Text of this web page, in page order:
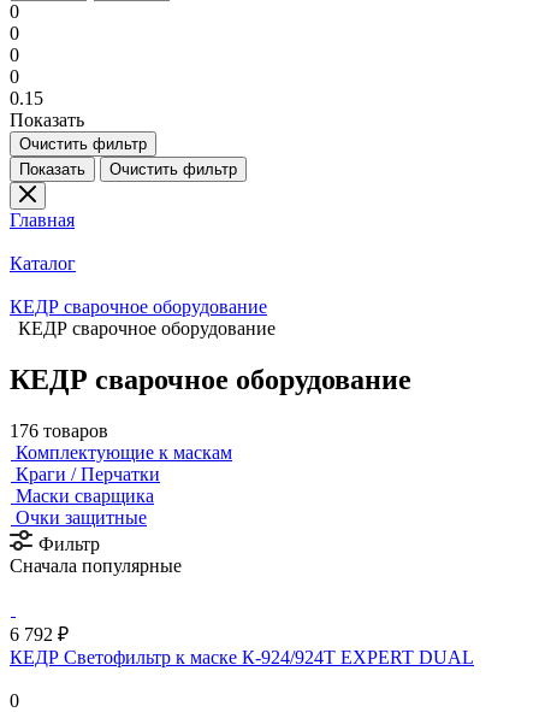
0
0
0
0
0.15
Показать
Очистить фильтр
Показать
Очистить фильтр
Главная
Каталог
КЕДР сварочное оборудование
КЕДР сварочное оборудование
КЕДР сварочное оборудование
176 товаров
Комплектующие к маскам
Краги / Перчатки
Маски сварщика
Очки защитные
Фильтр
Сначала популярные
6 792 ₽
КЕДР Светофильтр к маске К-924/924Т EXPERT DUAL
0